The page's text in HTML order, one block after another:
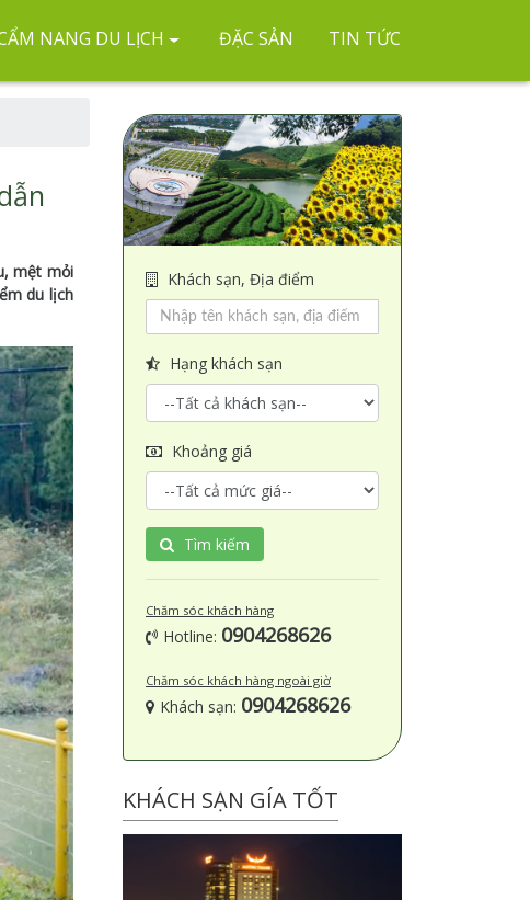
NANG DU LỊCH ĐẶC SẢN TIN TỨC
mệt mỏi
du lịch
Khách sạn, Địa điểm
Hạng khách sạn
Khoảng giá
Tìm kiếm
Chăm sóc khách hàng
Hotline: 0904268626
Chăm sóc khách hàng ngoài giờ
Khách sạn: 0904268626
KHÁCH SẠN GÍA TỐT